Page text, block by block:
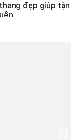
đẹp giúp tận